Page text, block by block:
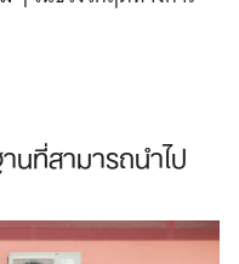
นที่สามารถนำไป